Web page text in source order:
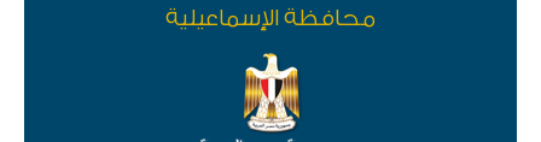
محافظة الإسماعيلية